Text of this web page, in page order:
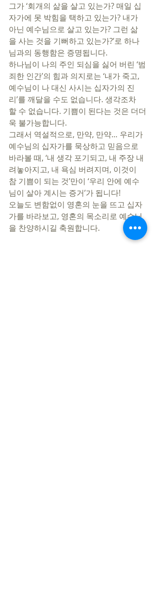
그가 ‘회개의 삶을 살고 있는가? 매일 십
자가에 못 박힘을 택하고 있는가? 내가
아닌 예수님으로 살고 있는가? 그런 삶
을 사는 것을 기뻐하고 있는가?’로 하나
님과의 동행함은 증명됩니다.
하나님이 나의 주인 되심을 싫어 버린 ‘범
죄한 인간’의 힘과 의지로는 ‘내가 죽고,
예수님이 나 대신 사시는 십자가의 진
리’를 깨달을 수도 없습니다. 생각조차
할 수 없습니다. 기쁨이 된다는 것은 더더
욱 불가능합니다.
그래서 역설적으로, 만약, 만약… 우리가
예수님의 십자가를 묵상하고 믿음으로
바라볼 때, ‘내 생각 포기되고, 내 주장 내
려놓아지고, 내 욕심 버려지며, 이것이
참 기쁨이 되는 것’만이 ‘우리 안에 예수
님이 살아 계시는 증거’가 됩니다!
오늘도 변함없이 영혼의 눈을 뜨고 십자
가를 바라보고, 영혼의 목소리로 예수님
을 찬양하시길 축원합니다.